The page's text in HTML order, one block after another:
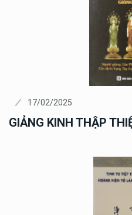
17/02/2025
GIẢNG KINH THẬP